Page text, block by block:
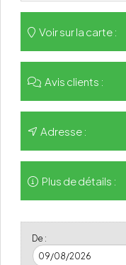
Voir sur la carte :
Avis clients :
Adresse :
Plus de détails :
De :